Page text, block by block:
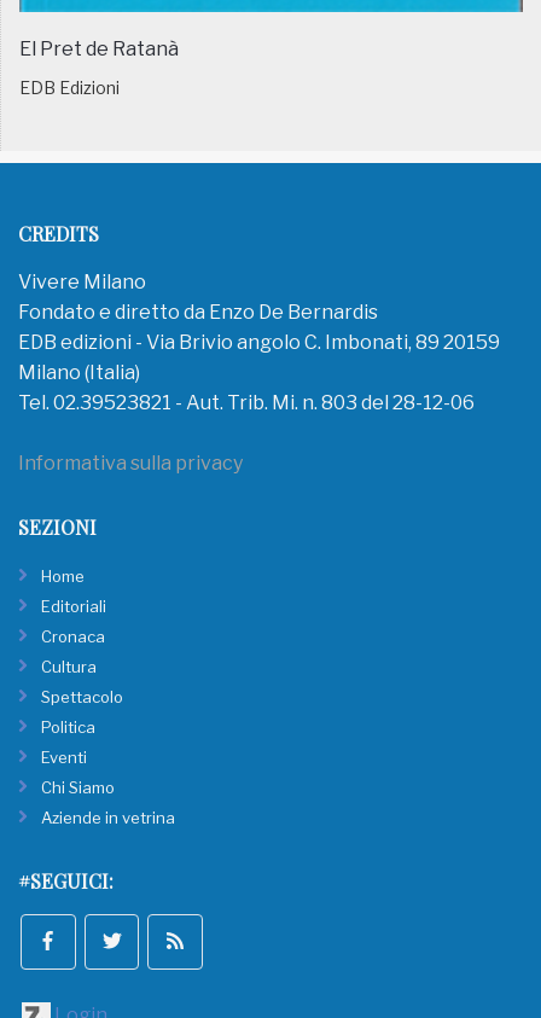
El Pret de Ratanà
EDB Edizioni
CREDITS
Vivere Milano
Fondato e diretto da Enzo De Bernardis
EDB edizioni - Via Brivio angolo C. Imbonati, 89 20159
Milano (Italia)
Tel. 02.39523821 - Aut. Trib. Mi. n. 803 del 28-12-06
Informativa sulla privacy
SEZIONI
Home
Editoriali
Cronaca
Cultura
Spettacolo
Politica
Eventi
Chi Siamo
Aziende in vetrina
#SEGUICI: